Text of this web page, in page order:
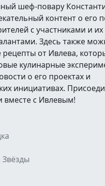
шеф-повару
контент о его
с участниками и их
Здесь также
от Ивлева,
кулинарные
о его проектах и
инициативах.
вместе с Ивлевым!